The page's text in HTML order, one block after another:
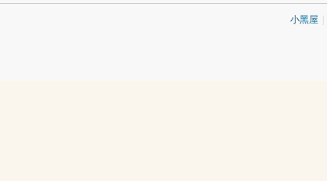
小黑屋